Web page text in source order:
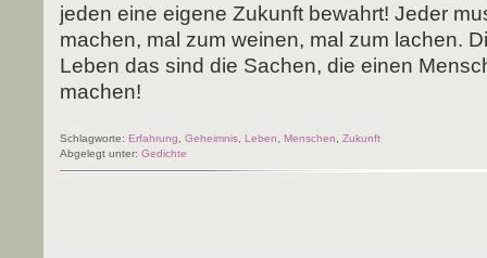
jeden eine eige­ne Zukunft bewahrt! Jeder
machen, mal zum wei­nen, mal zum lachen.
Leben das sind die Sachen, die einen
machen!
Schlagworte: Erfahrung Geheimnis Leben Menschen
Zukunft
Abgelegt unter: Gedichte